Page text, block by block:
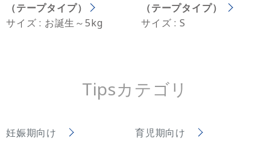
（テープタイプ）
サイズ : お誕生～5kg
（テープタイプ）
サイズ : S
Tipsカテゴリ
妊娠期向け 育児期向け